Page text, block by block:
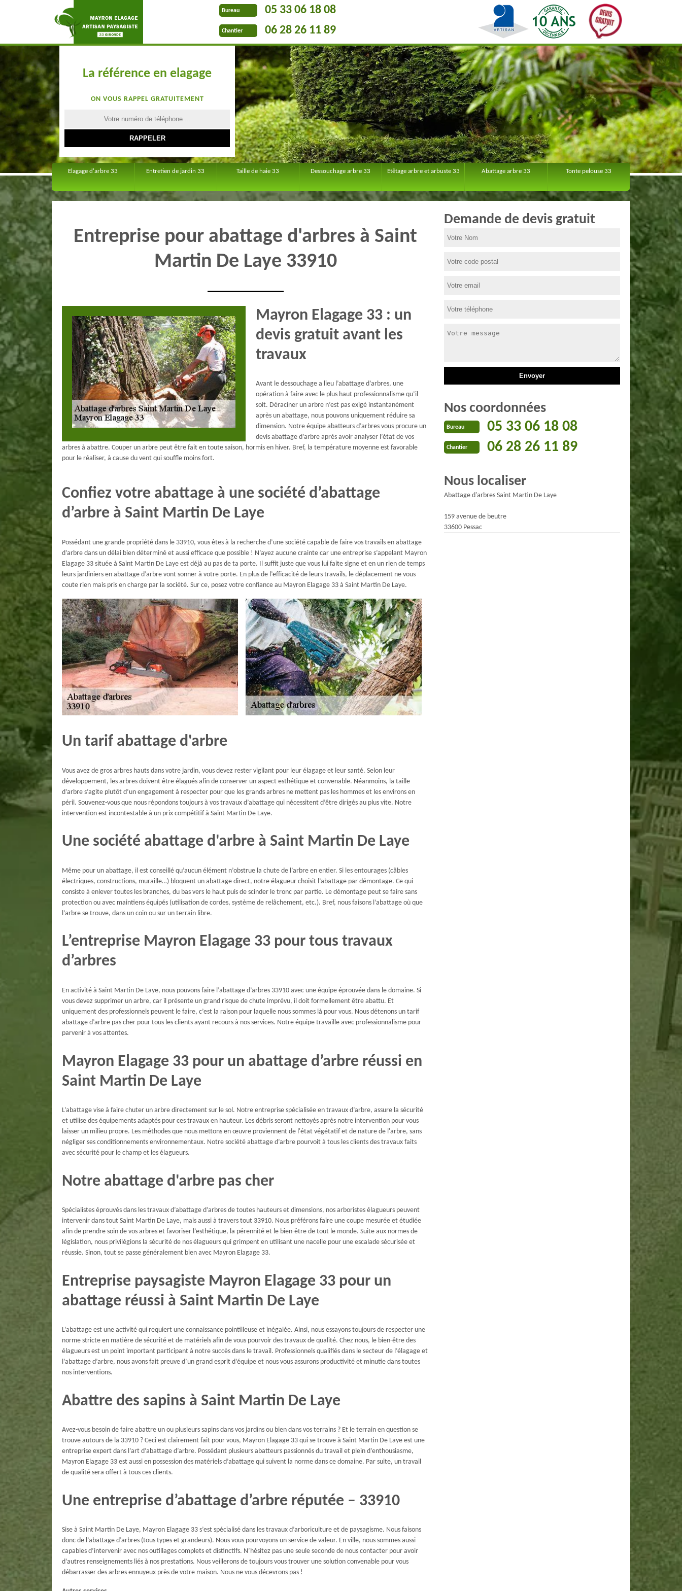
Bureau 05 33 06 18 08
Chantier 06 28 26 11 89
La référence en elagage
ON VOUS RAPPEL GRATUITEMENT
Elagage d'arbre 33 Entretien de jardin 33 Taille de haie 33 Dessouchage arbre 33 Etêtage arbre et arbuste 33 Abattage arbre 33 Tonte pelouse 33
Entreprise pour abattage d'arbres à Saint
Martin De Laye 33910
Mayron Elagage 33 : un
devis gratuit avant les
travaux
Avant le dessouchage a lieu l’abattage d’arbres, une
opération à faire avec le plus haut professionnalisme qu’il
soit. Déraciner un arbre n’est pas exigé instantanément
après un abattage, nous pouvons uniquement réduire sa
dimension. Notre équipe abatteurs d’arbres vous procure un
devis abattage d’arbre après avoir analyser l’état de vos
arbres à abattre. Couper un arbre peut être fait en toute saison, hormis en hiver. Bref, la température moyenne est favorable
pour le réaliser, à cause du vent qui souffle moins fort.
Confiez votre abattage à une société d’abattage
d’arbre à Saint Martin De Laye
Possédant une grande propriété dans le 33910, vous êtes à la recherche d’une société capable de faire vos travails en abattage
d’arbre dans un délai bien déterminé et aussi efficace que possible ! N’ayez aucune crainte car une entreprise s’appelant Mayron
Elagage 33 située à Saint Martin De Laye est déjà au pas de ta porte. Il suffit juste que vous lui faite signe et en un rien de temps
leurs jardiniers en abattage d’arbre vont sonner à votre porte. En plus de l’efficacité de leurs travails, le déplacement ne vous
coute rien mais pris en charge par la société. Sur ce, posez votre confiance au Mayron Elagage 33 à Saint Martin De Laye.
Un tarif abattage d'arbre
Vous avez de gros arbres hauts dans votre jardin, vous devez rester vigilant pour leur élagage et leur santé. Selon leur
développement, les arbres doivent être élagués afin de conserver un aspect esthétique et convenable. Néanmoins, la taille
d’arbre s’agite plutôt d’un engagement à respecter pour que les grands arbres ne mettent pas les hommes et les environs en
péril. Souvenez-vous que nous répondons toujours à vos travaux d’abattage qui nécessitent d’être dirigés au plus vite. Notre
intervention est incontestable à un prix compétitif à Saint Martin De Laye.
Une société abattage d'arbre à Saint Martin De Laye
Même pour un abattage, il est conseillé qu’aucun élément n’obstrue la chute de l’arbre en entier. Si les entourages (câbles
électriques, constructions, muraille…) bloquent un abattage direct, notre élagueur choisit l’abattage par démontage. Ce qui
consiste à enlever toutes les branches, du bas vers le haut puis de scinder le tronc par partie. Le démontage peut se faire sans
protection ou avec maintiens équipés (utilisation de cordes, système de relâchement, etc.). Bref, nous faisons l’abattage où que
l’arbre se trouve, dans un coin ou sur un terrain libre.
L’entreprise Mayron Elagage 33 pour tous travaux
d’arbres
En activité à Saint Martin De Laye, nous pouvons faire l’abattage d’arbres 33910 avec une équipe éprouvée dans le domaine. Si
vous devez supprimer un arbre, car il présente un grand risque de chute imprévu, il doit formellement être abattu. Et
uniquement des professionnels peuvent le faire, c’est la raison pour laquelle nous sommes là pour vous. Nous détenons un tarif
abattage d’arbre pas cher pour tous les clients ayant recours à nos services. Notre équipe travaille avec professionnalisme pour
parvenir à vos attentes.
Mayron Elagage 33 pour un abattage d’arbre réussi en
Saint Martin De Laye
L’abattage vise à faire chuter un arbre directement sur le sol. Notre entreprise spécialisée en travaux d’arbre, assure la sécurité
et utilise des équipements adaptés pour ces travaux en hauteur. Les débris seront nettoyés après notre intervention pour vous
laisser un milieu propre. Les méthodes que nous mettons en œuvre proviennent de l'état végétatif et de nature de l'arbre, sans
négliger ses conditionnements environnementaux. Notre société abattage d’arbre pourvoit à tous les clients des travaux faits
avec sécurité pour le champ et les élagueurs.
Notre abattage d'arbre pas cher
Spécialistes éprouvés dans les travaux d’abattage d’arbres de toutes hauteurs et dimensions, nos arboristes élagueurs peuvent
intervenir dans tout Saint Martin De Laye, mais aussi à travers tout 33910. Nous préférons faire une coupe mesurée et étudiée
afin de prendre soin de vos arbres et favoriser l’esthétique, la pérennité et le bien-être de tout le monde. Suite aux normes de
législation, nous privilégions la sécurité de nos élagueurs qui grimpent en utilisant une nacelle pour une escalade sécurisée et
réussie. Sinon, tout se passe généralement bien avec Mayron Elagage 33.
Entreprise paysagiste Mayron Elagage 33 pour un
abattage réussi à Saint Martin De Laye
L’abattage est une activité qui requiert une connaissance pointilleuse et inégalée. Ainsi, nous essayons toujours de respecter une
norme stricte en matière de sécurité et de matériels afin de vous pourvoir des travaux de qualité. Chez nous, le bien-être des
élagueurs est un point important participant à notre succès dans le travail. Professionnels qualifiés dans le secteur de l’élagage et
l’abattage d’arbre, nous avons fait preuve d’un grand esprit d’équipe et nous vous assurons productivité et minutie dans toutes
nos interventions.
Abattre des sapins à Saint Martin De Laye
Avez-vous besoin de faire abattre un ou plusieurs sapins dans vos jardins ou bien dans vos terrains ? Et le terrain en question se
trouve autours de la 33910 ? Ceci est clairement fait pour vous, Mayron Elagage 33 qui se trouve à Saint Martin De Laye est une
entreprise expert dans l’art d’abattage d’arbre. Possédant plusieurs abatteurs passionnés du travail et plein d’enthousiasme,
Mayron Elagage 33 est aussi en possession des matériels d’abattage qui suivent la norme dans ce domaine. Par suite, un travail
de qualité sera offert à tous ces clients.
Une entreprise d’abattage d’arbre réputée – 33910
Sise à Saint Martin De Laye, Mayron Elagage 33 s’est spécialisé dans les travaux d’arboriculture et de paysagisme. Nous faisons
donc de l’abattage d’arbres (tous types et grandeurs). Nous vous pourvoyons un service de valeur. En ville, nous sommes aussi
capables d’intervenir avec nos outillages complets et distinctifs. N’hésitez pas une seule seconde de nous contacter pour avoir
d’autres renseignements liés à nos prestations. Nous veillerons de toujours vous trouver une solution convenable pour vous
débarrasser des arbres ennuyeux près de votre maison. Nous ne vous décevrons pas !
Demande de devis gratuit
Nos coordonnées
Bureau 05 33 06 18 08
Chantier 06 28 26 11 89
Nous localiser
Abattage d'arbres Saint Martin De Laye
159 avenue de beutre
33600 Pessac